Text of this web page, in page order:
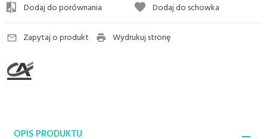
Dodaj do porównania Dodaj do schowka
Zapytaj o produkt Wydrukuj stronę
OPIS PRODUKTU